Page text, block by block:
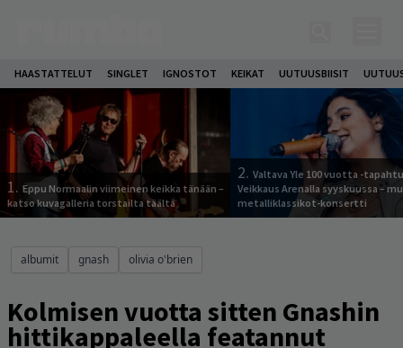
HAASTATTELUT SINGLET IGNOSTOT KEIKAT UUTUUSBIISIT
1. Eppu Normaalin viimeinen keikka tänään –
katso kuvagalleria torstailta täältä
2. Valtava Yle 100 vuotta -
Veikkaus Arenalla syyskuussa –
metalliklassikot-konsertti
albumit gnash olivia o'brien
Kolmisen vuotta sitten Gnashin
hittikappaleella featannut